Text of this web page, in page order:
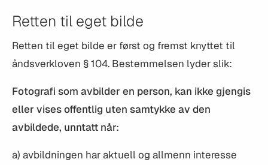
Retten til eget bilde
Retten til eget bilde er først og fremst knyttet til
åndsverkloven § 104. Bestemmelsen lyder slik:
Fotografi som avbilder en person, kan ikke gjengis
eller vises offentlig uten samtykke av den
avbildede, unntatt når:
a) avbildningen har aktuell og allmenn interesse